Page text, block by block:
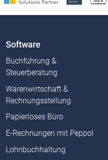
Software
Buchführung &
Steuerberatung
Warenwirtschaft &
Rechnungsstellung
Papierloses Büro
E-Rechnungen mit Peppol
Lohnbuchhaltung